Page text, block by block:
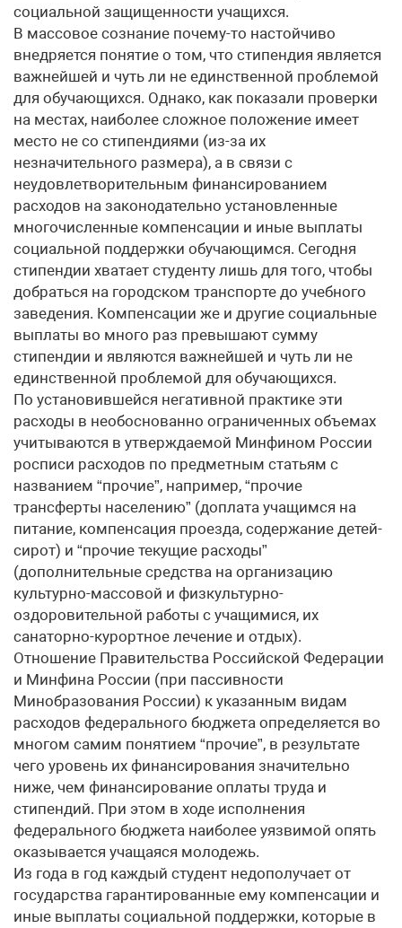
социальной защищенности учащихся.
В массовое сознание почему-то настойчиво
внедряется понятие о том, что стипендия является
важнейшей и чуть ли не единственной проблемой
для обучающихся. Однако, как показали проверки
на местах, наиболее сложное положение имеет
место не со стипендиями (из-за их
незначительного размера), а в связи с
неудовлетворительным финансированием
расходов на законодательно установленные
многочисленные компенсации и иные выплаты
социальной поддержки обучающимся. Сегодня
стипендии хватает студенту лишь для того, чтобы
добраться на городском транспорте до учебного
заведения. Компенсации же и другие социальные
выплаты во много раз превышают сумму
стипендии и являются важнейшей и чуть ли не
единственной проблемой для обучающихся.
По установившейся негативной практике эти
расходы в необоснованно ограниченных объемах
учитываются в утверждаемой Минфином России
росписи расходов по предметным статьям с
названием “прочие”, например, “прочие
трансферты населению” (доплата учащимся на
питание, компенсация проезда, содержание детей-
сирот) и “прочие текущие расходы”
(дополнительные средства на организацию
культурно-массовой и физкультурно-
оздоровительной работы с учащимися, их
санаторно-курортное лечение и отдых).
Отношение Правительства Российской Федерации
и Минфина России (при пассивности
Минобразования России) к указанным видам
расходов федерального бюджета определяется во
многом самим понятием “прочие”, в результате
чего уровень их финансирования значительно
ниже, чем финансирование оплаты труда и
стипендий. При этом в ходе исполнения
федерального бюджета наиболее уязвимой опять
оказывается учащаяся молодежь.
Из года в год каждый студент недополучает от
государства гарантированные ему компенсации и
иные выплаты социальной поддержки, которые в